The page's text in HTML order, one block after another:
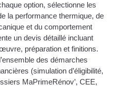
option, sélectionne les
la performance thermique, de
et du comportement
un devis détaillé incluant
préparation et finitions.
des démarches
(simulation d’éligibilité,
MaPrimeRénov’, CEE,